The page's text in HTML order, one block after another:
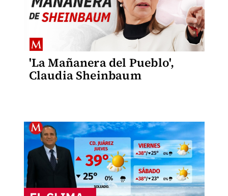
'La Mañanera del Pueblo',
Claudia Sheinbaum